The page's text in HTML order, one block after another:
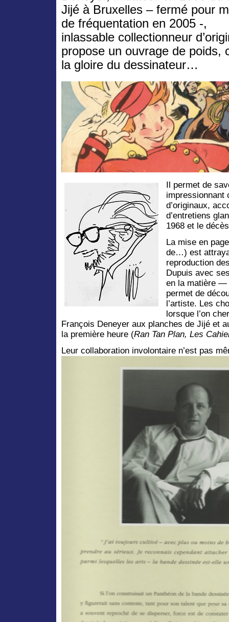
Jijé à Bruxelles – fermé pour
de fréquentation en 2005 -,
inlassable collectionneur
propose un ouvrage de poids,
la gloire du dessinateur…
Il permet de
impressionnant
d’originaux,
d’entretiens
1968 et le
La mise en
de…) est
reproduction
Dupuis avec
en la matière —
permet de
l’artiste. Les
lorsque l’on
François Deneyer aux planches de Jijé et
la première heure (Ran Tan Plan, Les
Leur collaboration involontaire n’est pas